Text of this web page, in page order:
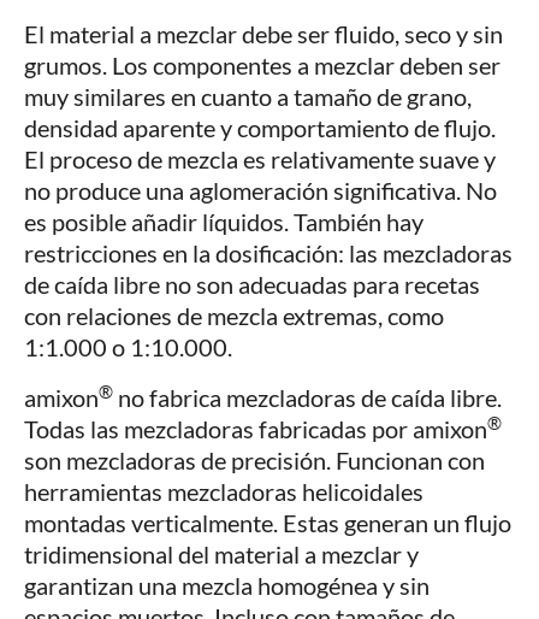
El material a mezclar debe ser fluido, seco y sin
grumos. Los componentes a mezclar deben ser
muy similares en cuanto a tamaño de grano,
densidad aparente y comportamiento de flujo.
El proceso de mezcla es relativamente suave y
no produce una aglomeración significativa. No
es posible añadir líquidos. También hay
restricciones en la dosificación: las mezcladoras
de caída libre no son adecuadas para recetas
con relaciones de mezcla extremas, como
1:1.000 o 1:10.000.
amixon® no fabrica mezcladoras de caída libre.
Todas las mezcladoras fabricadas por amixon®
son mezcladoras de precisión. Funcionan con
herramientas mezcladoras helicoidales
montadas verticalmente. Estas generan un flujo
tridimensional del material a mezclar y
garantizan una mezcla homogénea y sin